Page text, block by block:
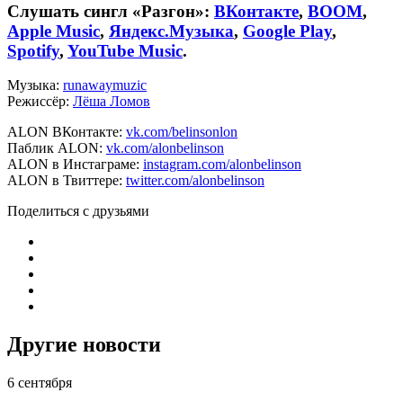
Слушать сингл «Разгон»: ВКонтакте, BOOM,
Apple Music, Яндекс.Музыка, Google Play,
Spotify, YouTube Music.
Музыка: runawaymuzic
Режиссёр: Лёша Ломов
ALON ВКонтакте: vk.com/belinsonlon
Паблик ALON: vk.com/alonbelinson
ALON в Инстаграме: instagram.com/alonbelinson
ALON в Твиттере: twitter.com/alonbelinson
Поделиться с друзьями
Другие новости
6 сентября